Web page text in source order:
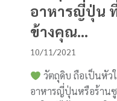
อาหารญี่ปุ่น
ข้างคุณ…
10/11/2021
วัตถุดิบ ถือเป็นหัว
อาหารญี่ปุ่นหรือร้าน